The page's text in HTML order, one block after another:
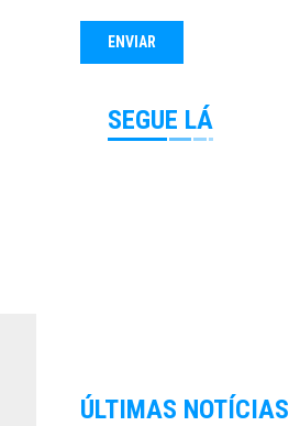
SEGUE LÁ
ÚLTIMAS NOTÍCIAS